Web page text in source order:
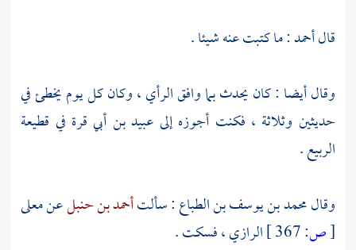
قالأحمد: ما كتبت عنه شيئا .
وقال أيضا : كان يحدث بما وافق الرأي ، وكان كل يوم يخطئ في
حديثين وثلاثة ، فكنت أجوزه إلى عبيد بن أبي قرة في قطيعة
الربيع.
وقالمحمد بن يوسف بن الطباع: سألتأحمد بن حنبلعنمعلى
[ص: الرازي، فسكت .